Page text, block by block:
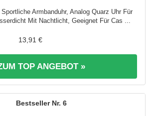
Armbanduhr, Analog Quarz Uhr Für
Mit Nachtlicht, Geeignet Für Cas ...
13,91 €
TOP ANGEBOT »
6